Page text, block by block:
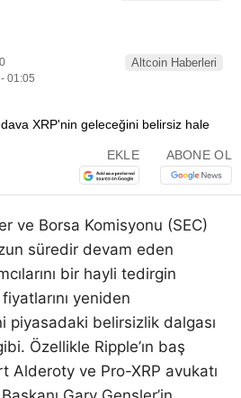
01:05
Altcoin Haberleri
EKLE ABONE OL
ve Borsa Komisyonu (SEC)
süredir devam eden
bir hayli tedirgin
yeniden
piyasadaki belirsizlik dalgası
Özellikle Ripple’ın baş
Alderoty ve Pro-XRP avukatı